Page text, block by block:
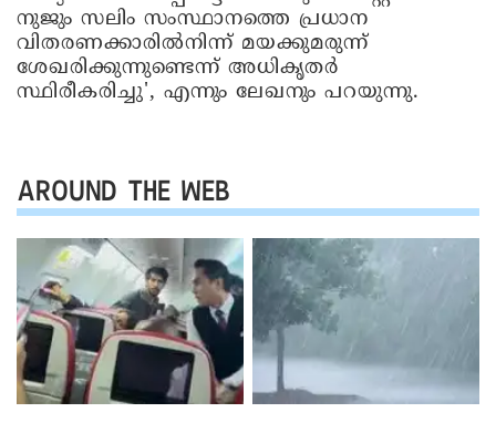
നുജും സലിം സംസ്ഥാനത്തെ പ്രധാന
വിതരണക്കാരില്‍നിന്ന്‌ മയക്കുമരുന്ന്
ശേഖരിക്കുന്നുണ്ടെന്ന് അധികൃതര്‍
സ്ഥിരീകരിച്ചു', എന്നും ലേഖനും പറയുന്നു.
AROUND THE WEB